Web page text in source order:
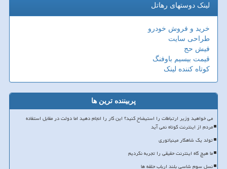
لینک دوستهای رهاتل
خرید و فروش خودرو
طراحی سایت
فیش حج
قیمت بیسیم باوفنگ
کوتاه کننده لینک
پربیننده ترین ها
می خواهید وزیر ارتباطات را استیضاح کنید؟ این کار را انجام دهید اما دولت در مقابل استفاده
مردم از اینترنت کوتاه نمی آید
تولد یک شاهکار مینیاتوری
ما هیچ گاه اینترنت حقیقی را تجربه نکردیم
نسل سوم شاسی بلند ارباب حلقه ها